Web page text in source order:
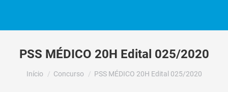
PSS MÉDICO 20H Edital 025/2020
Você está aqui:
Início Concurso PSS MÉDICO 20H Edital 025/2020